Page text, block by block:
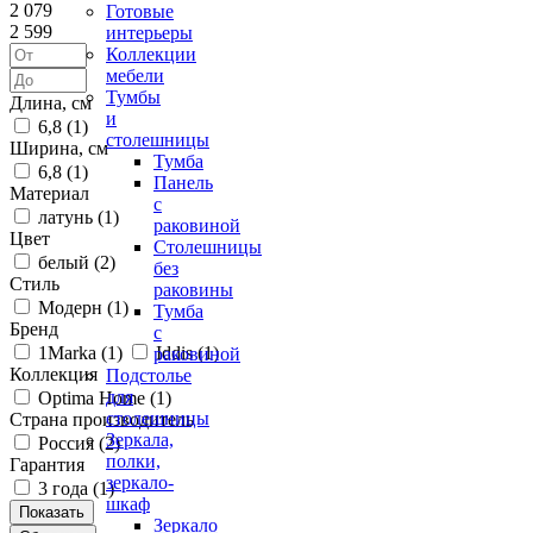
Готовые
интерьеры
Коллекции
мебели
Тумбы
и
столешницы
Тумба
Панель
с
раковиной
Столешницы
без
раковины
Тумба
с
раковиной
Подстолье
для
столешницы
Зеркала,
полки,
зеркало-
шкаф
Зеркало
2 079
2 599
Длина, см
6,8 (1)
Ширина, см
6,8 (1)
Материал
латунь (1)
Цвет
белый (2)
Стиль
Модерн (1)
Бренд
1Marka (1) Iddis (1)
Коллекция
Optima Home (1)
Страна производитель
Россия (2)
Гарантия
3 года (1)